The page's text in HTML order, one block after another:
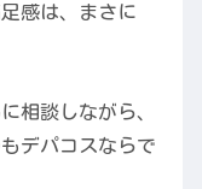
感は、まさに
相談しながら、
デパコスならで